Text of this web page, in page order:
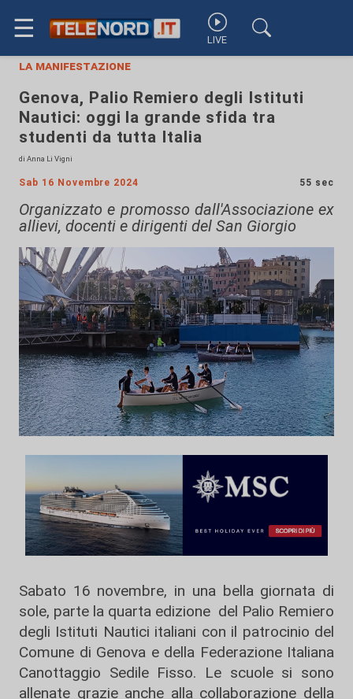
☰ LIVE
la manifestazione
Genova, Palio Remiero degli Istituti
Nautici: oggi la grande sfida tra
studenti da tutta Italia
di Anna Li Vigni
Sab 16 Novembre 2024 55 sec
Organizzato e promosso dall'Associazione ex
allievi, docenti e dirigenti del San Giorgio
Sabato 16 novembre, in una bella giornata di
sole, parte la quarta edizione del Palio Remiero
degli Istituti Nautici italiani con il patrocinio del
Comune di Genova e della Federazione Italiana
Canottaggio Sedile Fisso. Le scuole si sono
allenate grazie anche alla collaborazione della